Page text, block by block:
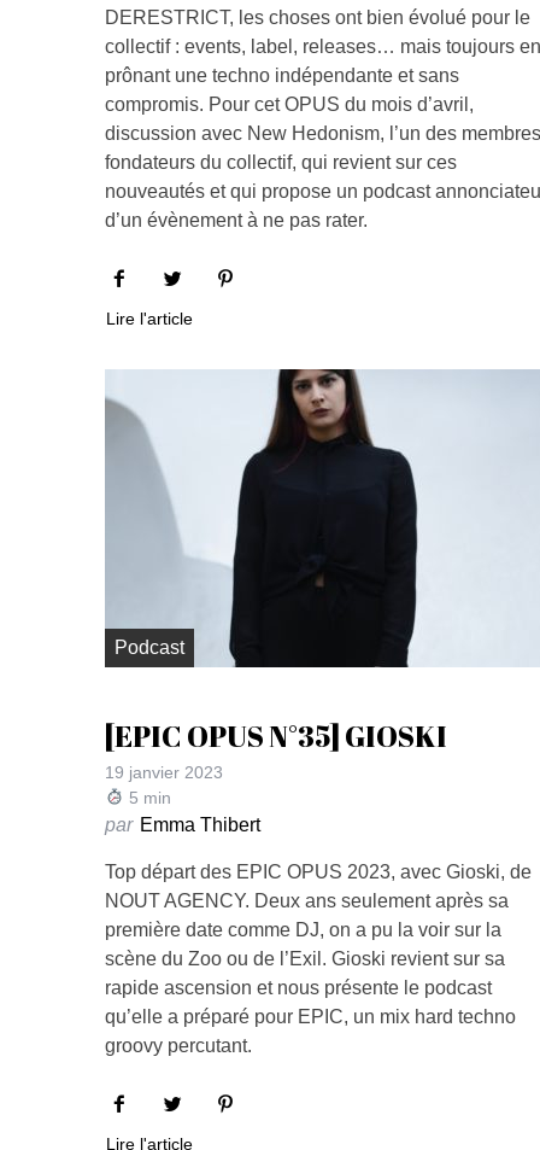
DERESTRICT, les choses ont bien évolué pour le
collectif : events, label, releases… mais toujours en
prônant une techno indépendante et sans
compromis. Pour cet OPUS du mois d’avril,
discussion avec New Hedonism, l’un des membres
fondateurs du collectif, qui revient sur ces
nouveautés et qui propose un podcast
d’un évènement à ne pas rater.
Lire l'article
Podcast
[EPIC OPUS N°35] GIOSKI
19 janvier 2023
5 min
par Emma Thibert
Top départ des EPIC OPUS 2023, avec Gioski, de
NOUT AGENCY. Deux ans seulement après sa
première date comme DJ, on a pu la voir sur la
scène du Zoo ou de l’Exil. Gioski revient sur sa
rapide ascension et nous présente le podcast
qu’elle a préparé pour EPIC, un mix hard techno
groovy percutant.
Lire l'article